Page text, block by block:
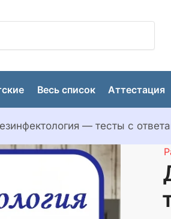
Весь список Аттестация
— тесты с